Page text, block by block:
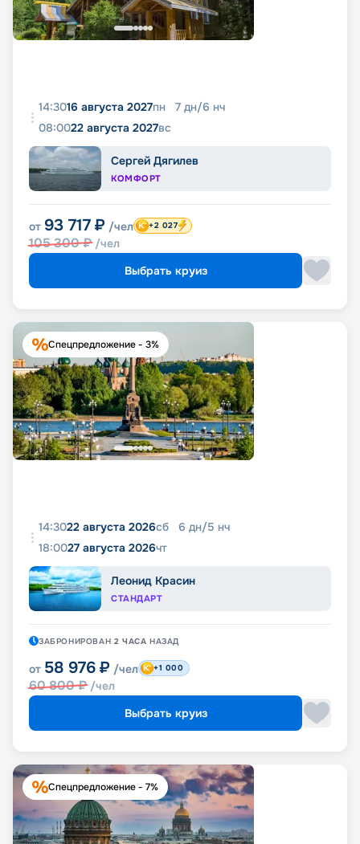
14:3016 августа 2027пн 7 дн/6 нч
08:0022 августа 2027вс
Сергей Дягилев
КОМФОРТ
от 93 717 ₽ /чел
105 300₽ /чел
+2 027
Выбрать круиз
Спецпредложение - 3%
14:3022 августа 2026сб 6 дн/5 нч
18:0027 августа 2026чт
Леонид Красин
СТАНДАРТ
ЗАБРОНИРОВАН 2 ЧАСА НАЗАД
от 58 976 ₽ /чел
60 800₽ /чел
+1 000
Выбрать круиз
Спецпредложение - 7%